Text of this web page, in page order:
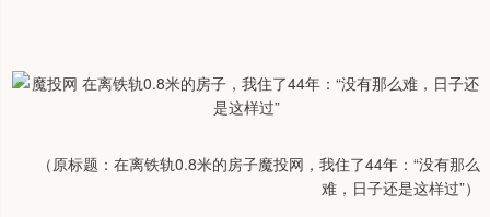
（原标题：在离铁轨0.8米的房子魔投网，我住了44年：“没有那么
难，日子还是这样过”）